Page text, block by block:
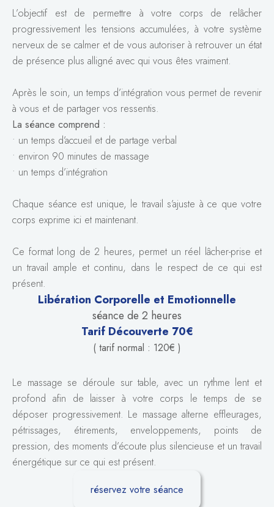
L’objectif est de permettre à votre corps de relâcher
progressivement les tensions accumulées, à votre système
nerveux de se calmer et de vous autoriser à retrouver un état
de présence plus alligné avec qui vous êtes vraiment.
Après le soin, un temps d’intégration vous permet de revenir
à vous et de partager vos ressentis.
La séance comprend :
• un temps d’accueil et de partage verbal
• environ 90 minutes de massage
• un temps d’intégration
Chaque séance est unique, le travail s’ajuste à ce que votre
corps exprime ici et maintenant.
Ce format long de 2 heures, permet un réel lâcher-prise et
un travail ample et continu, dans le respect de ce qui est
présent.
Libération Corporelle et Emotionnelle
séance de 2 heures
Tarif Découverte 70€
( tarif normal : 120€ )
Le massage se déroule sur table, avec un rythme lent et
profond afin de laisser à votre corps le temps de se
déposer progressivement. Le massage alterne effleurages,
pétrissages, étirements, enveloppements, points de
pression, des moments d’écoute plus silencieuse et un travail
énergétique sur ce qui est présent.
réservez votre séance